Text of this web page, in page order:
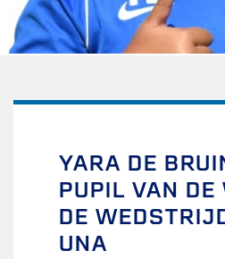
Organisatie
Informatie voor de Pers
Onze historie
Fysiotherapie voor leden
Kledingplan
Merchandise
Contributie
Gevonden voorwerpen
YARA DE
PUPIL VAN DE
DE
UNA